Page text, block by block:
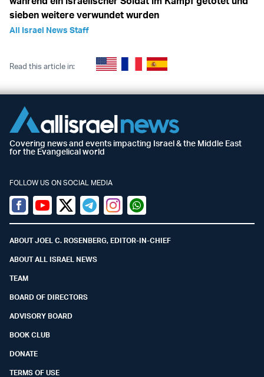
sieben weitere verwundet wurden
All Israel News Staff
Read this article in:
Covering news and events impacting Israel & the Middle East
for the Evangelical world
FOLLOW US ON SOCIAL MEDIA
Facebook
YoutubeTwitter (X)
TelegramInstagramWhatsapp
ABOUT JOEL C. ROSENBERG, EDITOR-IN-CHIEF
ABOUT ALL ISRAEL NEWS
TEAM
BOARD OF DIRECTORS
ADVISORY BOARD
BOOK CLUB
DONATE
TERMS OF USE